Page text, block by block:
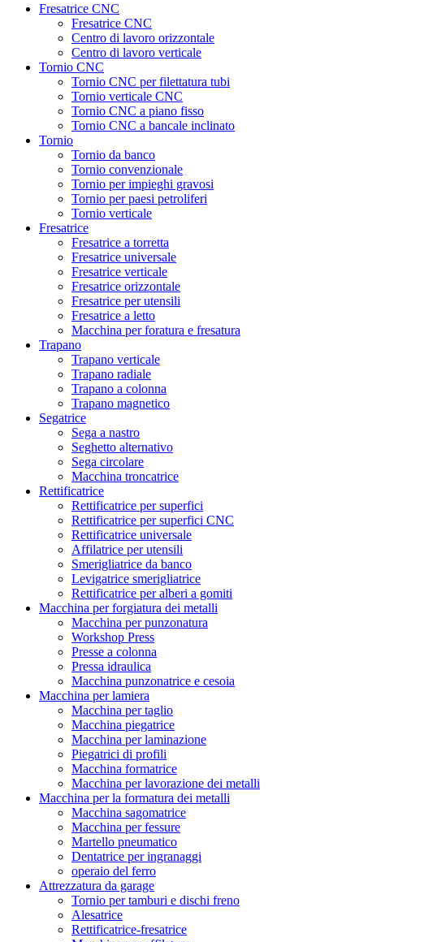
Fresatrice CNC
Fresatrice CNC
Centro di lavoro orizzontale
Centro di lavoro verticale
Tornio CNC
Tornio CNC per filettatura tubi
Tornio verticale CNC
Tornio CNC a piano fisso
Tornio CNC a bancale inclinato
Tornio
Tornio da banco
Tornio convenzionale
Tornio per impieghi gravosi
Tornio per paesi petroliferi
Tornio verticale
Fresatrice
Fresatrice a torretta
Fresatrice universale
Fresatrice verticale
Fresatrice orizzontale
Fresatrice per utensili
Fresatrice a letto
Macchina per foratura e fresatura
Trapano
Trapano verticale
Trapano radiale
Trapano a colonna
Trapano magnetico
Segatrice
Sega a nastro
Seghetto alternativo
Sega circolare
Macchina troncatrice
Rettificatrice
Rettificatrice per superfici
Rettificatrice per superfici CNC
Rettificatrice universale
Affilatrice per utensili
Smerigliatrice da banco
Levigatrice smerigliatrice
Rettificatrice per alberi a gomiti
Macchina per forgiatura dei metalli
Macchina per punzonatura
Workshop Press
Presse a colonna
Pressa idraulica
Macchina punzonatrice e cesoia
Macchina per lamiera
Macchina per taglio
Macchina piegatrice
Macchina per laminazione
Piegatrici di profili
Macchina formatrice
Macchina per lavorazione dei metalli
Macchina per la formatura dei metalli
Macchina sagomatrice
Macchina per fessure
Martello pneumatico
Dentatrice per ingranaggi
operaio del ferro
Attrezzatura da garage
Tornio per tamburi e dischi freno
Alesatrice
Rettificatrice-fresatrice